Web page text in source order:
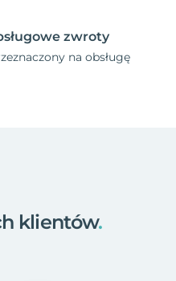
zwroty
na obsługę
klientów.